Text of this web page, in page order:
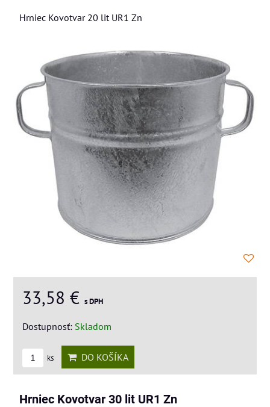
Hrniec Kovotvar 20 lit UR1 Zn
33,58 € s DPH
Dostupnosť: Skladom
ks DO KOŠÍKA
Hrniec Kovotvar 30 lit UR1 Zn